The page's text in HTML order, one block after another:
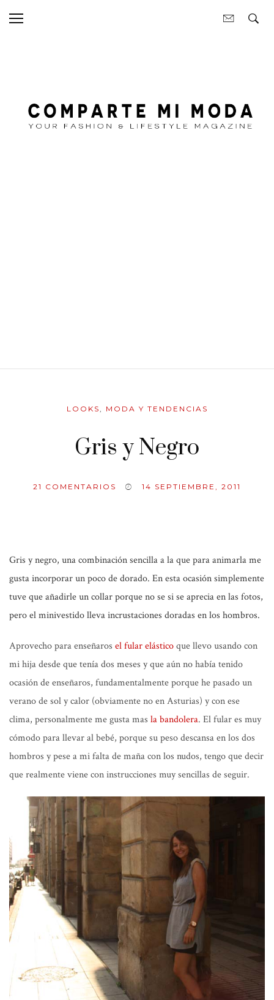
LOOKS, MODA Y TENDENCIAS
Gris y Negro
21 COMENTARIOS 14 SEPTIEMBRE, 2011
Gris y negro, una combinación sencilla a la que para animarla me
gusta incorporar un poco de dorado. En esta ocasión simplemente
tuve que añadirle un collar porque no se si se aprecia en las fotos,
pero el minivestido lleva incrustaciones doradas en los hombros.
Aprovecho para enseñaros el fular elásticoque llevo usando con
mi hija desde que tenía dos meses y que aún no había tenido
ocasión de enseñaros, fundamentalmente porque he pasado un
verano de sol y calor (obviamente no en Asturias) y con ese
clima, personalmente me gusta mas la bandolera. El fular es muy
cómodo para llevar al bebé, porque su peso descansa en los dos
hombros y pese a mi falta de maña con los nudos, tengo que decir
que realmente viene con instrucciones muy sencillas de seguir.